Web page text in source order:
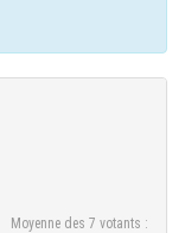
Moyenne des 7 votants :